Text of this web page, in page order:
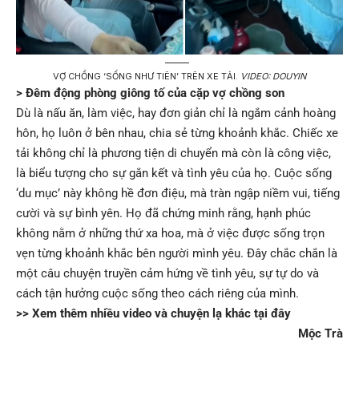
VỢ CHỒNG ‘SỐNG NHƯ TIÊN’ TRÊN XE TẢI. VIDEO: DOUYIN
> Đêm động phòng giông tố của cặp vợ chồng son
Dù là nấu ăn, làm việc, hay đơn giản chỉ là ngắm cảnh hoàng
hôn, họ luôn ở bên nhau, chia sẻ từng khoảnh khắc. Chiếc xe
tải không chỉ là phương tiện di chuyển mà còn là công việc,
là biểu tượng cho sự gắn kết và tình yêu của họ. Cuộc sống
‘du mục’ này không hề đơn điệu, mà tràn ngập niềm vui, tiếng
cười và sự bình yên. Họ đã chứng minh rằng, hạnh phúc
không nằm ở những thứ xa hoa, mà ở việc được sống trọn
vẹn từng khoảnh khắc bên người mình yêu. Đây chắc chắn là
một câu chuyện truyền cảm hứng về tình yêu, sự tự do và
cách tận hưởng cuộc sống theo cách riêng của mình.
>> Xem thêm nhiều video và chuyện lạ khác tại đây
Mộc Trà